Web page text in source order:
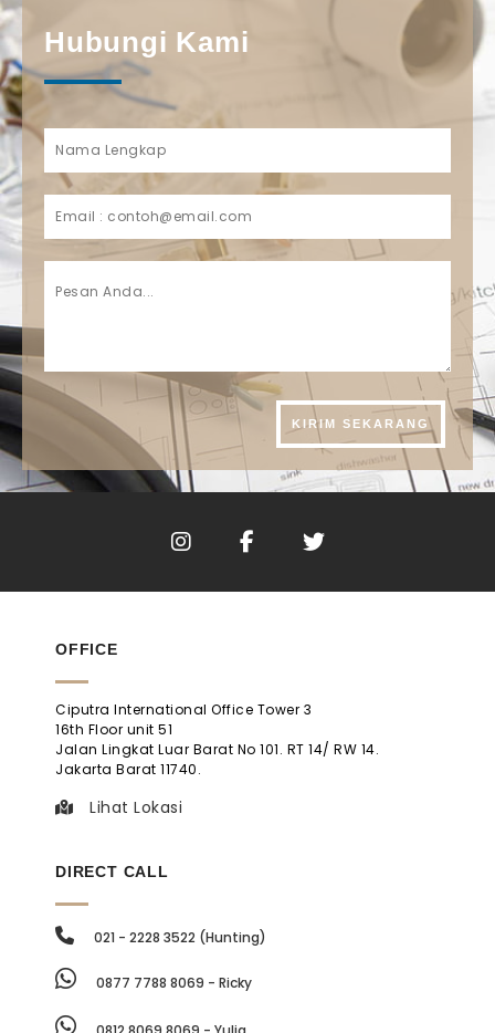
Hubungi Kami
OFFICE
Ciputra International Office Tower 3
16th Floor unit 51
Jalan Lingkat Luar Barat No 101. RT 14/ RW 14.
Jakarta Barat 11740.
Lihat Lokasi
DIRECT CALL
021 - 2228 3522 (Hunting)
0877 7788 8069 - Ricky